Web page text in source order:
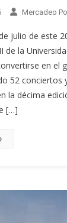
Mercadeo
julio de este
de la
en el
52 conciertos
la décima
[…]